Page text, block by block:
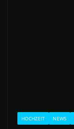
HOCHZEIT NEWS